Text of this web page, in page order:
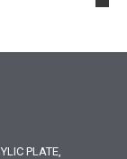
PLATE,